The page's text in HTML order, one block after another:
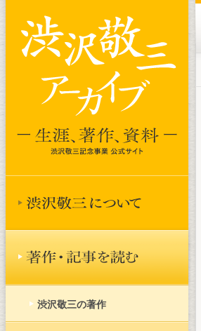
渋沢敬三の著作